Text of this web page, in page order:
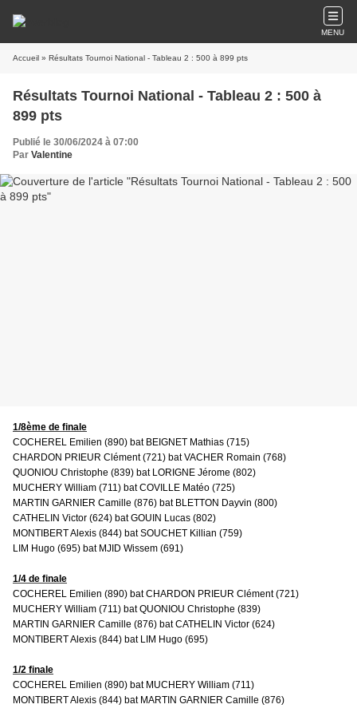
MENU
Accueil » Résultats Tournoi National - Tableau 2 : 500 à 899 pts
Résultats Tournoi National - Tableau 2 : 500 à
899 pts
Publié le 30/06/2024 à 07:00
Par Valentine
1/8ème de finale
COCHEREL Emilien (890) bat BEIGNET Mathias (715)
CHARDON PRIEUR Clément (721) bat VACHER Romain (768)
QUONIOU Christophe (839) bat LORIGNE Jérome (802)
MUCHERY William (711) bat COVILLE Matéo (725)
MARTIN GARNIER Camille (876) bat BLETTON Dayvin (800)
CATHELIN Victor (624) bat GOUIN Lucas (802)
MONTIBERT Alexis (844) bat SOUCHET Killian (759)
LIM Hugo (695) bat MJID Wissem (691)
1/4 de finale
COCHEREL Emilien (890) batCHARDON PRIEUR Clément (721)
MUCHERY William (711) bat QUONIOU Christophe (839)
MARTIN GARNIER Camille (876) batCATHELIN Victor (624)
MONTIBERT Alexis (844) bat LIM Hugo (695)
1/2 finale
COCHEREL Emilien (890) bat MUCHERY William (711)
MONTIBERT Alexis (844) bat MARTIN GARNIER Camille (876)